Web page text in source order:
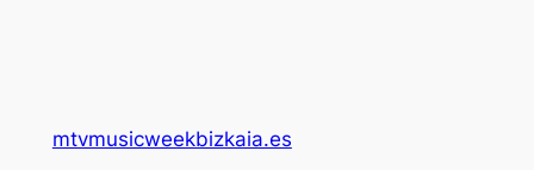
mtvmusicweekbizkaia.es